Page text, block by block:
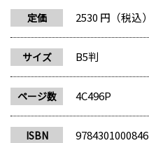
定価 2530 円（税込）
サイズ B5判
ページ数 4C496P
ISBN 9784301000846